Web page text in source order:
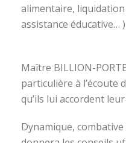
alimentaire,
assistance éducative…
Maître BILLION-
particulière à l’écoute
qu’ils lui accordent
Dynamique,